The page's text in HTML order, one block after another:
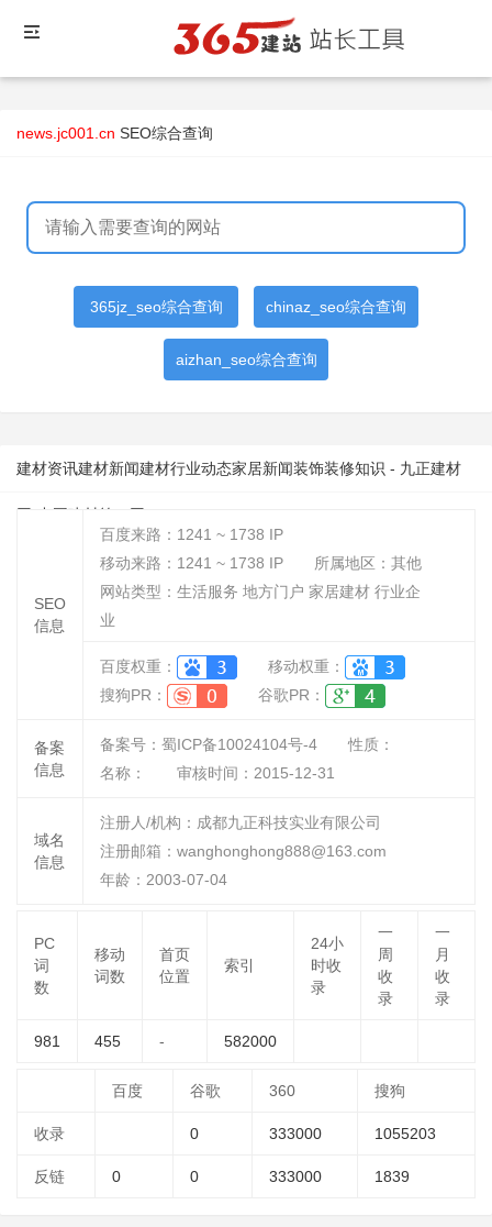
news.jc001.cn SEO综合查询
365jz_seo综合查询 chinaz_seo综合查询
aizhan_seo综合查询
建材资讯建材新闻建材行业动态家居新闻装饰装修知识 - 九正建材
网(中国建材第一网)
SEO
信息
百度来路： 1241 ~ 1738 IP
移动来路： 1241 ~ 1738 IP
所属地区：其他
网站类型：生活服务 地方门户 家居建材 行业企
业
百度权重：
移动权重：
搜狗PR：
谷歌PR：
备案
信息
备案号：蜀ICP备10024104号-4
性质：
名称：
审核时间： 2015-12-31
域名
信息
注册人/机构：成都九正科技实业有限公司
注册邮箱：wanghonghong888@163.com
年龄：2003-07-04
PC
词
数
移动
词数
首页
位置
索引
24小
时收
录
一
周
收
录
一
月
收
录
981 455 - 582000
百度 谷歌 360 搜狗
收录 0 333000 1055203
反链 0 0 333000 1839